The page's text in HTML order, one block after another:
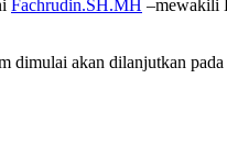
Fachrudin.SH.MH –mewakili
dimulai akan dilanjutkan